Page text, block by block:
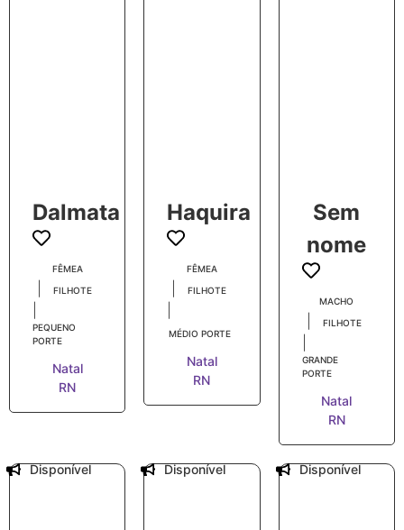
Dalmata
FÊMEA
FILHOTE
PEQUENO
PORTE
Natal
RN
Haquira
FÊMEA
FILHOTE
MÉDIO PORTE
Natal
RN
Sem
nome
MACHO
FILHOTE
GRANDE
PORTE
Natal
RN
Disponível Disponível Disponível